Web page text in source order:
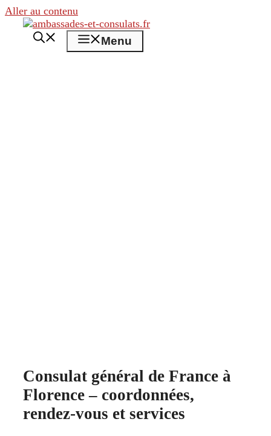
Aller au contenu
Menu
Consulat général de France à
Florence – coordonnées,
rendez-vous et services